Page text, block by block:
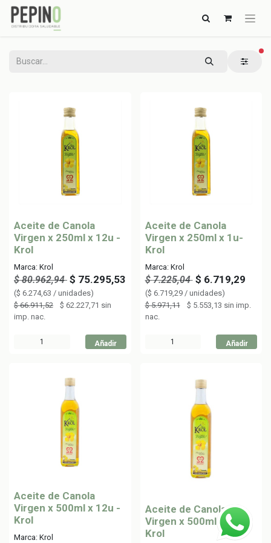
Aceite de Canola
Virgen x 250ml x 12u -
Krol
Marca: Krol
$80.962,94 $ 75.295,53
($ 6.274,63 / unidades)
$66.911,52 $ 62.227,71 sin
imp. nac.
Añadir
Aceite de Canola
Virgen x 250ml x 1u-
Krol
Marca: Krol
$7.225,04 $ 6.719,29
($ 6.719,29/ unidades)
$5.971,11 $ 5.553,13 sin imp.
nac.
Añadir
Aceite de Canola
Virgen x 500ml x 12u -
Krol
Marca: Krol
Aceite de Canola
Virgen x 500ml x 1u -
Krol